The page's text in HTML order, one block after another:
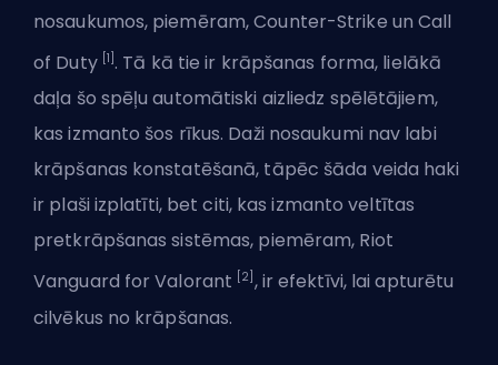
nosaukumos, piemēram, Counter-Strike un Call
of Duty [1] . Tā kā tie ir krāpšanas forma, lielākā
daļa šo spēļu automātiski aizliedz spēlētājiem,
kas izmanto šos rīkus. Daži nosaukumi nav labi
krāpšanas konstatēšanā, tāpēc šāda veida haki
ir plaši izplatīti, bet citi, kas izmanto veltītas
pretkrāpšanas sistēmas, piemēram, Riot
Vanguard for Valorant
[2] , ir efektīvi, lai apturētu
cilvēkus no krāpšanas.